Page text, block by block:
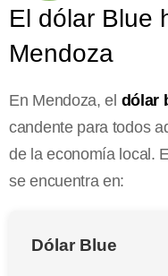
El dólar Blue
Mendoza
En Mendoza, el dólar
candente para todos
de la economía local.
se encuentra en:
Dólar Blue